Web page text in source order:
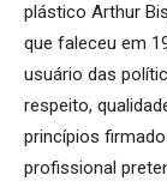
plástico Arthur
que faleceu em
usuário das
respeito,
princípios
profissional